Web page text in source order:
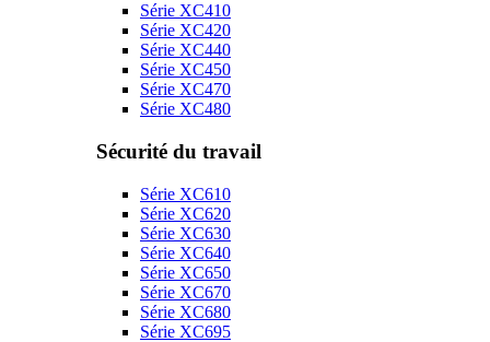
Série XC410
Série XC420
Série XC440
Série XC450
Série XC470
Série XC480
Sécurité du travail
Série XC610
Série XC620
Série XC630
Série XC640
Série XC650
Série XC670
Série XC680
Série XC695